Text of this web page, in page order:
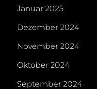
Januar 2025
Dezember 2024
November 2024
Oktober 2024
September 2024